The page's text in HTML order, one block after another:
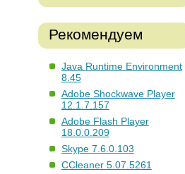
Рекомендуем
Java Runtime Environment
8.45
Adobe Shockwave Player
12.1.7.157
Adobe Flash Player
18.0.0.209
Skype 7.6.0.103
CCleaner 5.07.5261